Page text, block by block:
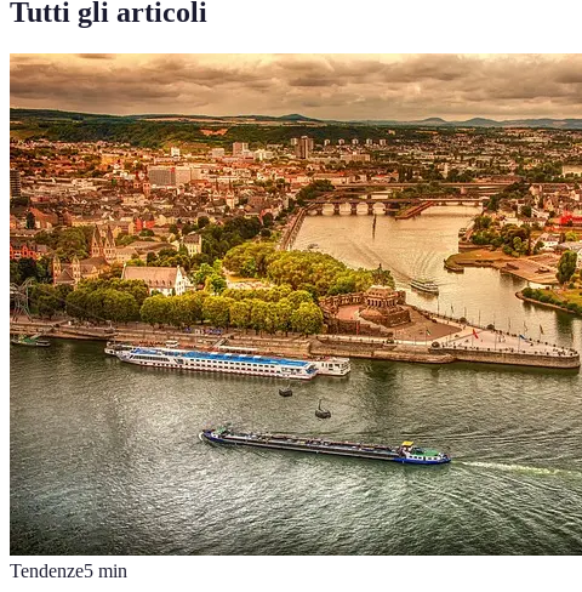
Tutti gli articoli
Tendenze5 min